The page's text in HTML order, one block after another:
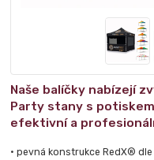
Naše balíčky nabízejí
Party stany s
efektivní a
• pevná konstrukce RedX®